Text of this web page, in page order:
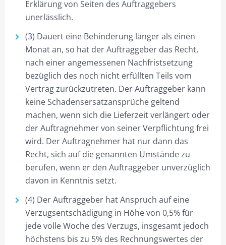
Erklärung von Seiten des Auftraggebers
unerlässlich.
(3) Dauert eine Behinderung länger als einen
Monat an, so hat der Auftraggeber das Recht,
nach einer angemessenen Nachfristsetzung
bezüglich des noch nicht erfüllten Teils vom
Vertrag zurückzutreten. Der Auftraggeber kann
keine Schadensersatzansprüche geltend
machen, wenn sich die Lieferzeit verlängert oder
der Auftragnehmer von seiner Verpflichtung frei
wird. Der Auftragnehmer hat nur dann das
Recht, sich auf die genannten Umstände zu
berufen, wenn er den Auftraggeber unverzüglich
davon in Kenntnis setzt.
(4) Der Auftraggeber hat Anspruch auf eine
Verzugsentschädigung in Höhe von 0,5% für
jede volle Woche des Verzugs, insgesamt jedoch
höchstens bis zu 5% des Rechnungswertes der